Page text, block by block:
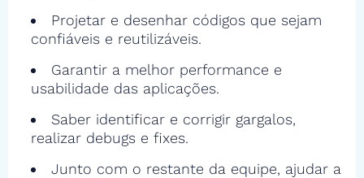
Projetar e desenhar códigos que sejam
confiáveis e reutilizáveis.
Garantir a melhor performance e
usabilidade das aplicações.
Saber identificar e corrigir gargalos,
realizar debugs e fixes.
Junto com o restante da equipe, ajudar a